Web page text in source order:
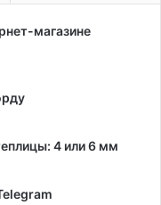
магазине
4 или 6 мм